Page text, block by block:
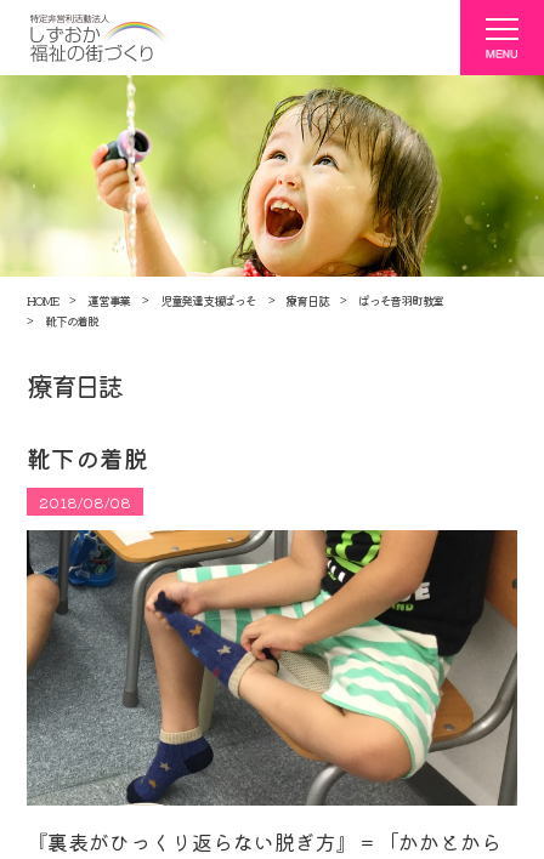
HOME 運営事業 児童発達支援ぱっそ 療育日誌
ぱっそ音羽町教室
靴下の着脱
療育日誌
靴下の着脱
2018/08/08
『裏表がひっくり返らない脱ぎ方』＝「かかとから